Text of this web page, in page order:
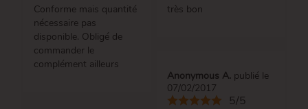
Conforme mais quantité
nécessaire pas
disponible. Obligé de
commander le
complément ailleurs
très bon
Anonymous A. publié le
07/02/2017
5/5